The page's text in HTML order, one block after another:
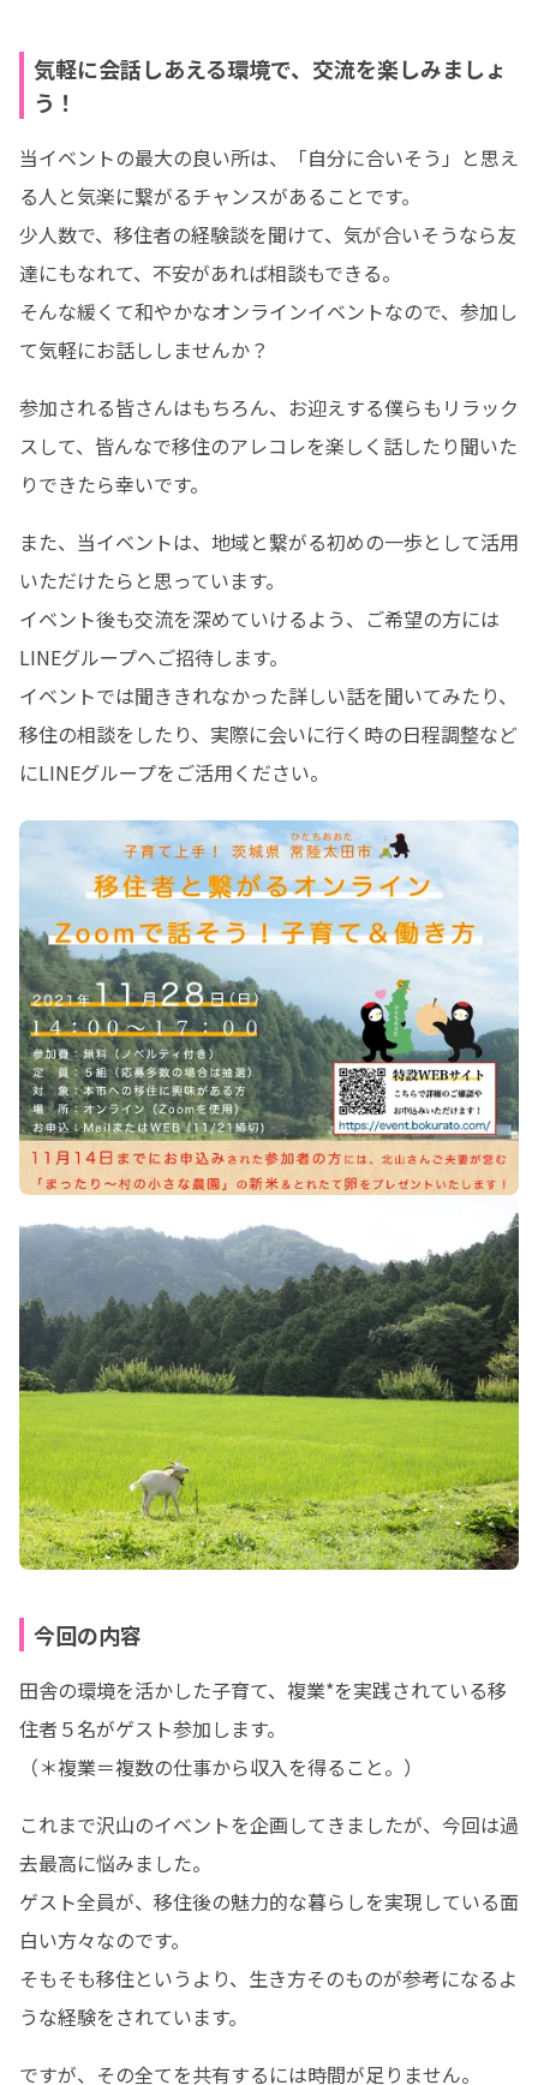
気軽に会話しあえる環境で、交流を楽しみましょ
う！
当イベントの最大の良い所は、「自分に合いそう」と思え
る人と気楽に繋がるチャンスがあることです。
少人数で、移住者の経験談を聞けて、気が合いそうなら友
達にもなれて、不安があれば相談もできる。
そんな緩くて和やかなオンラインイベントなので、参加し
て気軽にお話ししませんか？
参加される皆さんはもちろん、お迎えする僕らもリラック
スして、皆んなで移住のアレコレを楽しく話したり聞いた
りできたら幸いです。
また、当イベントは、地域と繋がる初めの一歩として活用
いただけたらと思っています。
イベント後も交流を深めていけるよう、ご希望の方には
LINEグループへご招待します。
イベントでは聞ききれなかった詳しい話を聞いてみたり、
移住の相談をしたり、実際に会いに行く時の日程調整など
にLINEグループをご活用ください。
今回の内容
田舎の環境を活かした子育て、複業*を実践されている移
住者５名がゲスト参加します。
（＊複業＝複数の仕事から収入を得ること。）
これまで沢山のイベントを企画してきましたが、今回は過
去最高に悩みました。
ゲスト全員が、移住後の魅力的な暮らしを実現している面
白い方々なのです。
そもそも移住というより、生き方そのものが参考になるよ
うな経験をされています。
ですが、その全てを共有するには時間が足りません。